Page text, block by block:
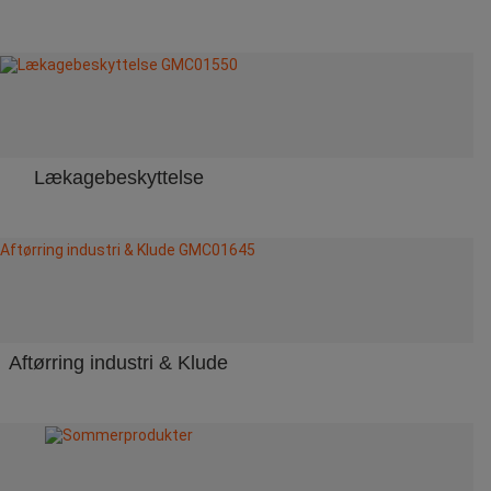
Lækagebeskyttelse
Aftørring industri & Klude